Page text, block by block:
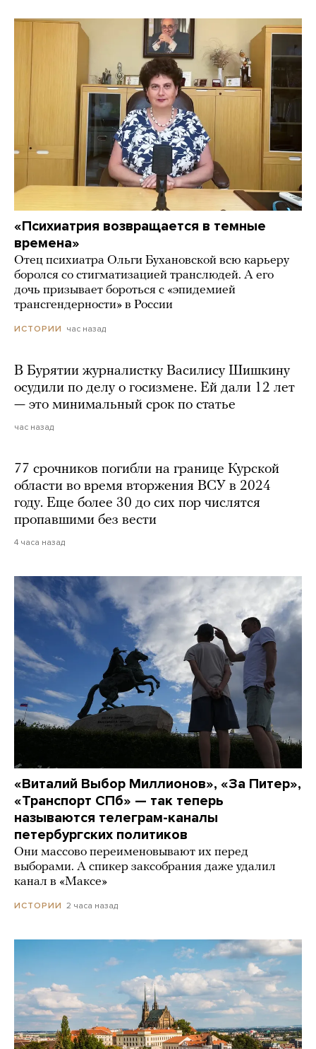
«Психиатрия возвращается в темные
времена»
Отец психиатра Ольги Бухановской всю карьеру
боролся со стигматизацией транслюдей. А его
дочь призывает бороться с «эпидемией
трансгендерности» в России
ИСТОРИИ час назад
В Бурятии журналистку Василису Шишкину
осудили по делу о госизмене. Ей дали 12 лет
— это минимальный срок по статье
час назад
77 срочников погибли на границе Курской
области во время вторжения ВСУ в 2024
году. Еще более 30 до сих пор числятся
пропавшими без вести
4 часа назад
«Виталий Выбор Миллионов», «За Питер»,
«Транспорт СПб» — так теперь
называются телеграм-каналы
петербургских политиков
Они массово переименовывают их перед
выборами. А спикер заксобрания даже удалил
канал в «Максе»
ИСТОРИИ 2 часа назад